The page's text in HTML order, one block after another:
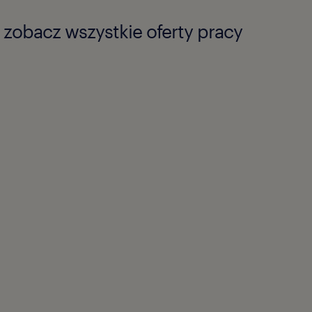
zobacz wszystkie oferty pracy